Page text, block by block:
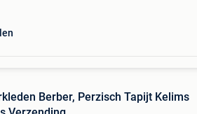
Berber, Perzisch Tapijt Kelims